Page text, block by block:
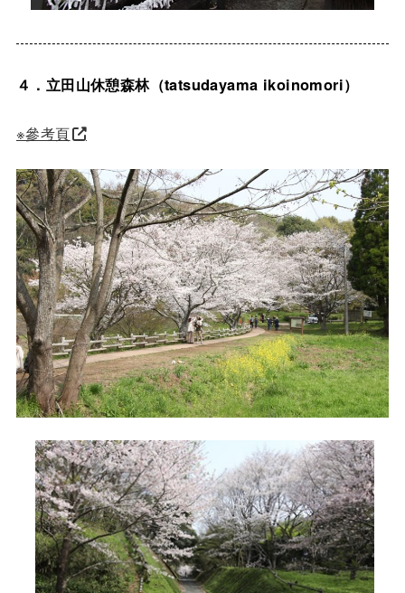
４．立田山休憩森林（tatsudayama ikoinomori）
※參考頁